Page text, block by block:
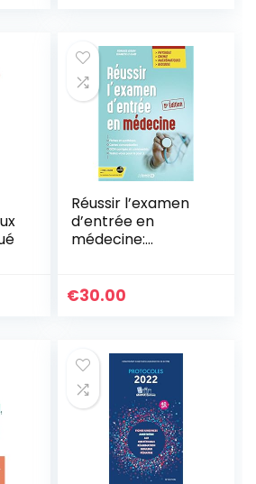
Réussir l’examen
d’entrée en
médecine:
Biologie
€30.00